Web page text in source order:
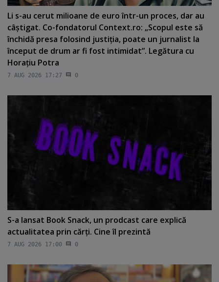
Li s-au cerut milioane de euro într-un proces, dar au
câştigat. Co-fondatorul Context.ro: „Scopul este să
închidă presa folosind justiţia, poate un jurnalist la
început de drum ar fi fost intimidat”. Legătura cu
Horaţiu Potra
7 AUG 2026 17:27 0
S-a lansat Book Snack, un prodcast care explică
actualitatea prin cărţi. Cine îl prezintă
7 AUG 2026 17:00 0